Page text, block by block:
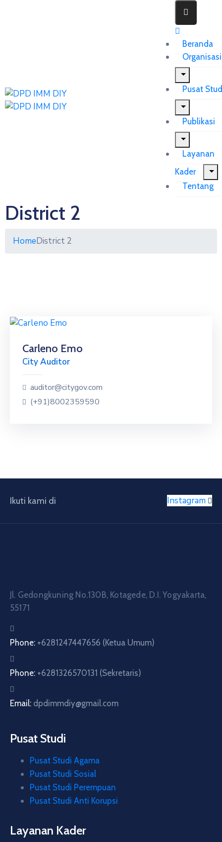
Beranda
Organisasi
Pusat
Publikasi
Layanan
Kader
Tentang
District 2
HomeDistrict 2
Carleno Emo
City Auditor
auditor@citygov.com
(+91)8002359590
Ikuti kami di Instagram
Jl. Gedongkuning No.130B, Kotagede, D.I. Yogyakarta,
55171
Phone: +6281247447656 (Ketua Umum)
Phone: +6281326570131 (Sekretaris)
Email: dpdimmdiy@gmail.com
Pusat Studi
Pusat Studi Agama
Pusat Studi Sosial
Pusat Studi Perempuan
Pusat Studi Anti Korupsi
Layanan Kader